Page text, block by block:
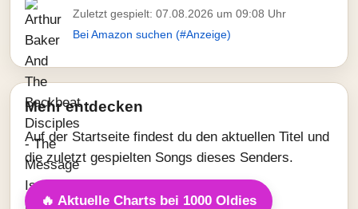
Zuletzt gespielt: 07.08.2026 um 09:08 Uhr
Bei Amazon suchen (#Anzeige)
Mehr entdecken
Auf der Startseite findest du den aktuellen Titel und
die zuletzt gespielten Songs dieses Senders.
🔥 Aktuelle Charts bei 1000 Oldies